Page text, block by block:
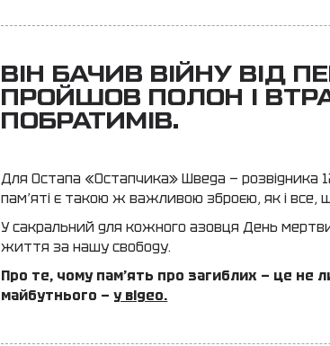
ВІН БАЧИВ ВІЙНУ ВІД
ПРОЙШОВ ПОЛОН І
ПОБРАТИМІВ.
Для Остапа «Остапчика» Шведа — розвідника
пам’яті є такою ж важливою зброєю, як і все,
У сакральний для кожного азовця День
життя за нашу свободу.
Про те, чому пам’ять про загиблих — це не
майбутнього —у відео.